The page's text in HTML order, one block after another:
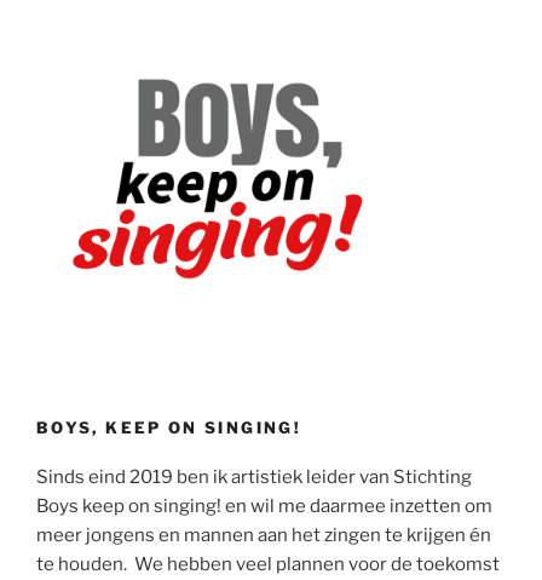
BOYS, KEEP ON SINGING!
Sinds eind 2019 ben ik artistiek leider van Stichting
Boys keep on singing! en wil me daarmee inzetten om
meer jongens en mannen aan het zingen te krijgen én
te houden. We hebben veel plannen voor de toekomst